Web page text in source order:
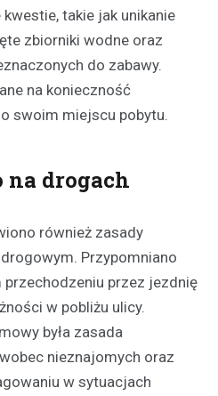
takie jak unikanie
zbiorniki wodne oraz
do zabawy.
na konieczność
swoim miejscu pobytu.
na drogach
również zasady
Przypomniano
przez jezdnię
w pobliżu ulicy.
była zasada
nieznajomych oraz
w sytuacjach